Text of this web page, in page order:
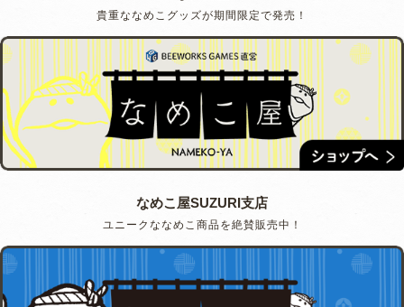
貴重ななめこグッズが期間限定で発売！
なめこ屋SUZURI支店
ユニークななめこ商品を絶賛販売中！